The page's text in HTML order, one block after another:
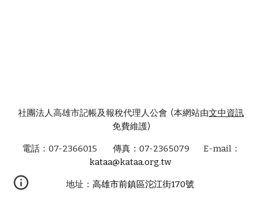
社團法人高雄市記帳及報稅代理人公會 (本網站由文中資訊
免費維護)
電話：07-2366015 傳真：07-2365079 E-mail：
kataa@kataa.org.tw
地址： 高雄市前鎮區沱江街170號